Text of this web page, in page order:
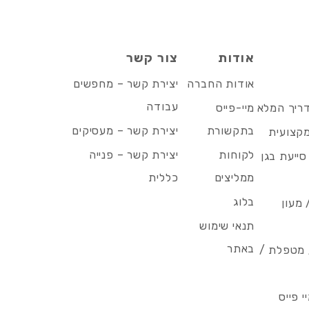
המלא
בגן
מעון
/ מטפלת /
פייס
אודות
אודות החברה
מיי-פייס
בתקשורת
לקוחות
ממליצים
בלוג
תנאי שימוש
באתר
צור קשר
יצירת קשר – מחפשים
עבודה
יצירת קשר – מעסיקים
יצירת קשר – פנייה
כללית